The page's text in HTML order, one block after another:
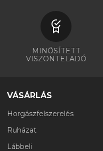
MINŐSÍTETT
VISZONTELADÓ
VÁSÁRLÁS
Horgászfelszerelés
Ruházat
Lábbeli